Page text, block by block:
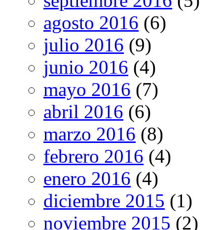
agosto 2016 (6)
julio 2016 (9)
junio 2016 (4)
mayo 2016 (7)
abril 2016 (6)
marzo 2016 (8)
febrero 2016 (4)
enero 2016 (4)
diciembre 2015 (1)
noviembre 2015 (2)